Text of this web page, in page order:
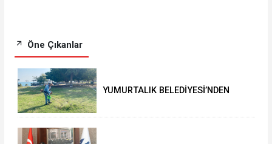
Öne Çıkanlar
YUMURTALIK BELEDİYESİ’NDEN